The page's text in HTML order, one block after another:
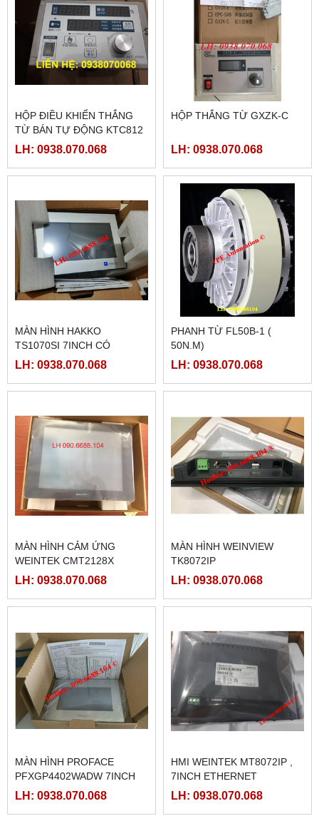
HỘP ĐIỀU KHIỂN THẮNG
TỪ BÁN TỰ ĐỘNG KTC812
LH: 0938.070.068
HỘP THẮNG TỪ GXZK-C
LH: 0938.070.068
MÀN HÌNH HAKKO
TS1070SI 7INCH CÓ
ETHERNET
LH: 0938.070.068
PHANH TỪ FL50B-1 (
50N.M)
LH: 0938.070.068
MÀN HÌNH CẢM ỨNG
WEINTEK CMT2128X
LH: 0938.070.068
MÀN HÌNH WEINVIEW
TK8072IP
LH: 0938.070.068
MÀN HÌNH PROFACE
PFXGP4402WADW 7INCH
LH: 0938.070.068
HMI WEINTEK MT8072IP ,
7INCH ETHERNET
LH: 0938.070.068